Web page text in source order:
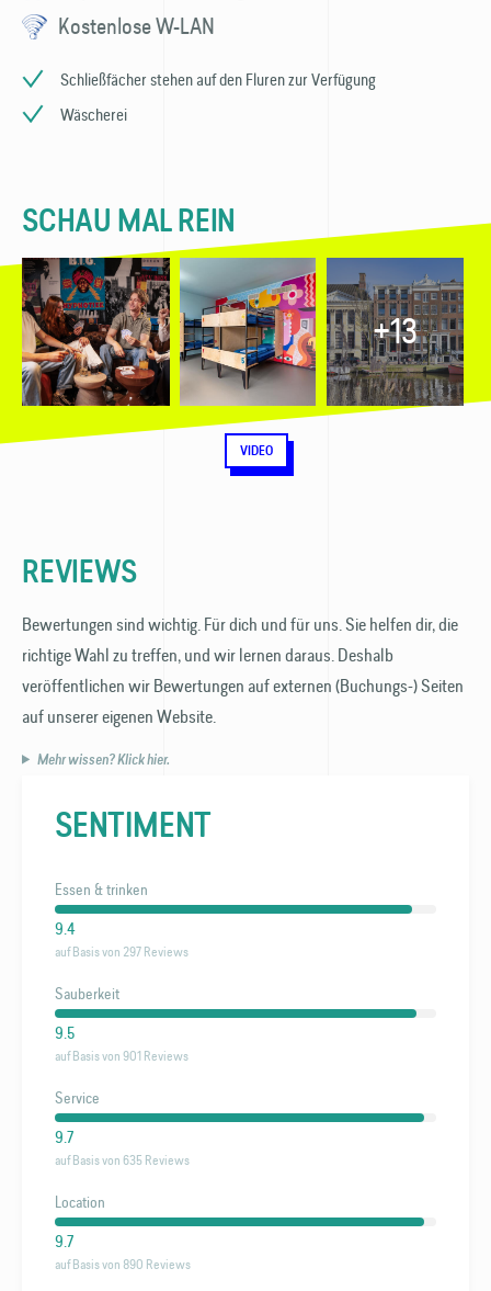
Kostenlose W-LAN
Schließfächer stehen auf den Fluren zur Verfügung
Wäscherei
SCHAU MAL REIN
+13
VIDEO
REVIEWS
Bewertungen sind wichtig. Für dich und für uns. Sie helfen dir, die
richtige Wahl zu treffen, und wir lernen daraus. Deshalb
veröffentlichen wir Bewertungen auf externen (Buchungs-) Seiten
auf unserer eigenen Website.
Mehr wissen? Klick hier.
SENTIMENT
Essen & trinken
9.4
auf Basis von 297 Reviews
Sauberkeit
9.5
auf Basis von 901 Reviews
Service
9.7
auf Basis von 635 Reviews
Location
9.7
auf Basis von 890 Reviews